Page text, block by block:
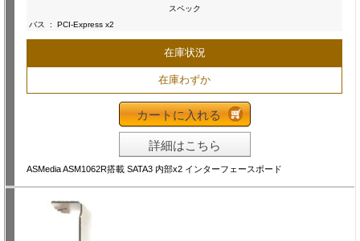
スペック
バス
: PCI-Express x2
在庫状況
在庫わずか
カートに入れる
詳細はこちら
ASMedia ASM1062R搭載 SATA3 内部x2 インターフェースボード